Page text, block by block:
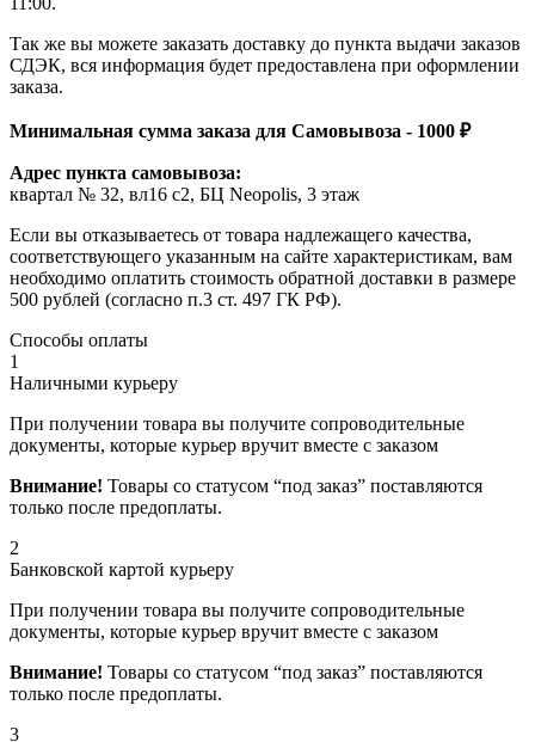
Так же вы можете заказать доставку до пункта выдачи заказов
СДЭК, вся информация будет предоставлена при оформлении
заказа.
Минимальная сумма заказа для Самовывоза - 1000 ₽
Адрес пункта самовывоза:
квартал № 32, вл16 с2, БЦ Neopolis, 3 этаж
Если вы отказываетесь от товара надлежащего качества,
соответствующего указанным на сайте характеристикам, вам
необходимо оплатить стоимость обратной доставки в размере
500 рублей (согласно п.3 ст. 497 ГК РФ).
Способы оплаты
1
Наличными курьеру
При получении товара вы получите сопроводительные
документы, которые курьер вручит вместе с заказом
Внимание! Товары со статусом “под заказ” поставляются
только после предоплаты.
2
Банковской картой курьеру
При получении товара вы получите сопроводительные
документы, которые курьер вручит вместе с заказом
Внимание! Товары со статусом “под заказ” поставляются
только после предоплаты.
3